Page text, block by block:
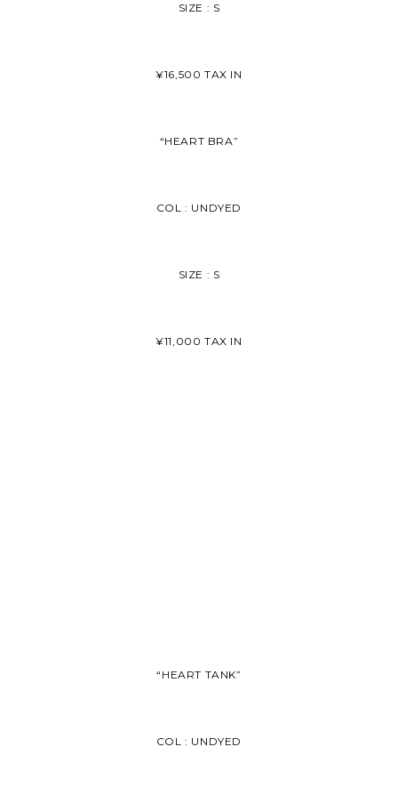
SIZE : S
¥16,500 TAX IN
“HEART BRA”
COL : UNDYED
SIZE : S
¥11,000 TAX IN
“HEART TANK”
COL : UNDYED